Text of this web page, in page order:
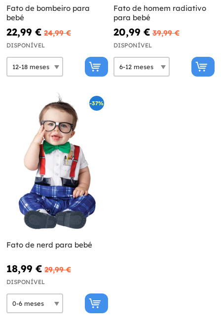
Fato de bombeiro para
bebé
22,99 € 24,99 €
DISPONÍVEL
Fato de homem radiativo
para bebé
20,99 € 39,99 €
DISPONÍVEL
-37%
Fato de nerd para bebé
18,99 € 29,99 €
DISPONÍVEL